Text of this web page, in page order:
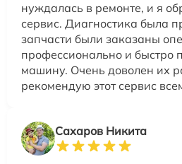
нуждалась в ремонте, и я
сервис. Диагностика была
запчасти были заказаны
профессионально и быстро
машину. Очень доволен их
рекомендую этот сервис
Сахаров Никита